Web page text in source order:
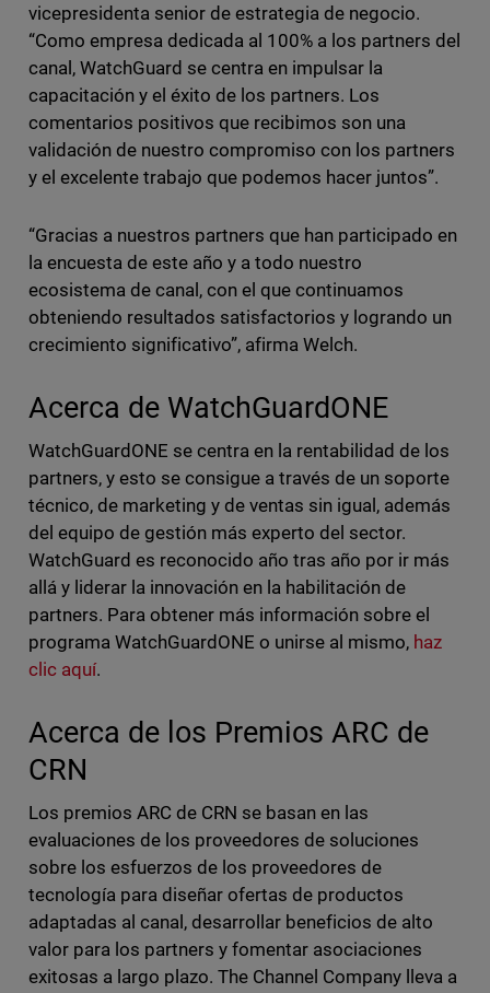
vicepresidenta senior de estrategia de negocio.
“Como empresa dedicada al 100% a los partners del
canal, WatchGuard se centra en impulsar la
capacitación y el éxito de los partners. Los
comentarios positivos que recibimos son una
validación de nuestro compromiso con los partners
y el excelente trabajo que podemos hacer juntos”.
“Gracias a nuestros partners que han participado en
la encuesta de este año y a todo nuestro
ecosistema de canal, con el que continuamos
obteniendo resultados satisfactorios y logrando un
crecimiento significativo”, afirma Welch.
Acerca de WatchGuardONE
WatchGuardONE se centra en la rentabilidad de los
partners, y esto se consigue a través de un soporte
técnico, de marketing y de ventas sin igual, además
del equipo de gestión más experto del sector.
WatchGuard es reconocido año tras año por ir más
allá y liderar la innovación en la habilitación de
partners. Para obtener más información sobre el
programa WatchGuardONE o unirse al mismo, haz
clic aquí.
Acerca de los Premios ARC de
CRN
Los premios ARC de CRN se basan en las
evaluaciones de los proveedores de soluciones
sobre los esfuerzos de los proveedores de
tecnología para diseñar ofertas de productos
adaptadas al canal, desarrollar beneficios de alto
valor para los partners y fomentar asociaciones
exitosas a largo plazo. The Channel Company lleva a